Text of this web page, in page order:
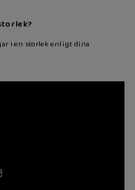
i en storlek enligt dina